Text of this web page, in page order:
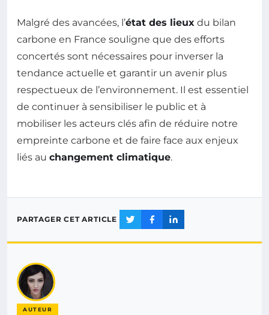
Malgré des avancées, l’état des lieux du bilan
carbone en France souligne que des efforts
concertés sont nécessaires pour inverser la
tendance actuelle et garantir un avenir plus
respectueux de l’environnement. Il est essentiel
de continuer à sensibiliser le public et à
mobiliser les acteurs clés afin de réduire notre
empreinte carbone et de faire face aux enjeux
liés au changement climatique.
PARTAGER CET ARTICLE
AUTEUR